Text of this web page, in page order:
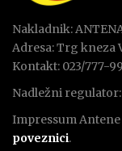
Nakladnik:
Adresa: Trg kneza
Kontakt: 023/777-
Nadležni
Impressum
poveznici.